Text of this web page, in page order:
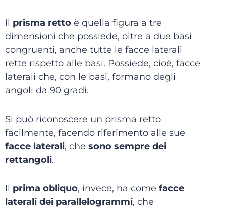
Il prisma retto è quella figura a tre
dimensioni che possiede, oltre a due basi
congruenti, anche tutte le facce laterali
rette rispetto alle basi. Possiede, cioè, facce
laterali che, con le basi, formano degli
angoli da 90 gradi.
Si può riconoscere un prisma retto
facilmente, facendo riferimento alle sue
facce laterali, che sono sempre dei
rettangoli.
Il prima obliquo, invece, ha come facce
laterali dei parallelogrammi, che